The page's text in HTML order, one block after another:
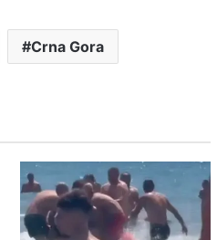
Crna Gora